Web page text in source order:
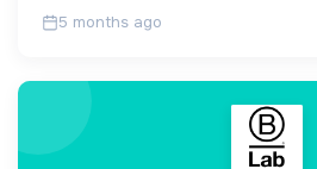
5 months ago